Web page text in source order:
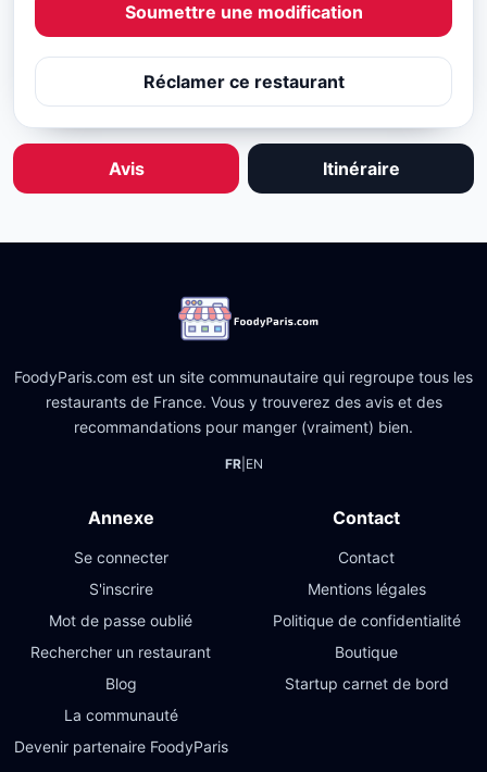
Soumettre une modification
Réclamer ce restaurant
Avis Itinéraire
FoodyParis.com est un site communautaire qui regroupe tous les
restaurants de France. Vous y trouverez des avis et des
recommandations pour manger (vraiment) bien.
FR| EN
Annexe
Se connecter
S'inscrire
Mot de passe oublié
Rechercher un restaurant
Blog
La communauté
Devenir partenaire FoodyParis
Contact
Contact
Mentions légales
Politique de confidentialité
Boutique
Startup carnet de bord